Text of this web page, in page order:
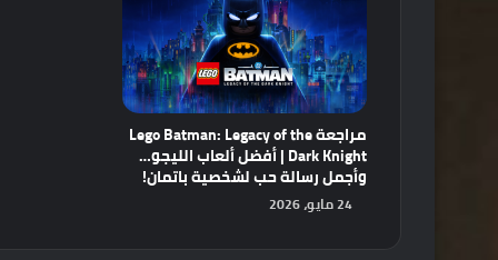
مراجعة Lego Batman: Legacy of the
Dark Knight | أفضل ألعاب الليجو…
وأجمل رسالة حب لشخصية باتمان!
24 مايو، 2026